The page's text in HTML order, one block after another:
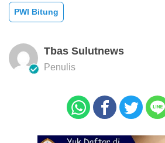
PWI Bitung
Tbas Sulutnews
Penulis